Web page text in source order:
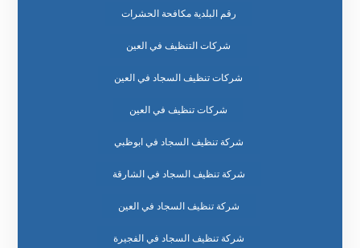
رقم البلدية مكافحة الحشرات
شركات التنظيف في العين
شركات تنظيف السجاد في العين
شركات تنظيف في العين
شركة تنظيف السجاد في ابوظبي
شركة تنظيف السجاد في الشارقة
شركة تنظيف السجاد في العين
شركة تنظيف السجاد في الفجيرة